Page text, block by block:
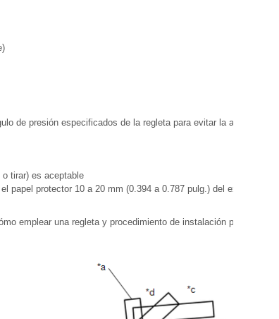
de presión especificados de la regleta para evitar la aparición de
o tirar) es aceptable
papel protector 10 a 20 mm (0.394 a 0.787 pulg.) del extremo de la
emplear una regleta y procedimiento de instalación para